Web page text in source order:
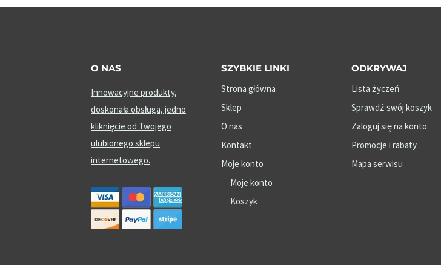
O NAS
Innowacyjne produkty,
doskonała obsługa, jedno
kliknięcie od Twojego
ulubionego sklepu
internetowego.
SZYBKIE LINKI
Strona główna
Sklep
O nas
Kontakt
Moje konto
Moje konto
Koszyk
ODKRYWAJ
Lista życzeń
Sprawdź swój koszyk
Zaloguj się na konto
Promocje i rabaty
Mapa serwisu